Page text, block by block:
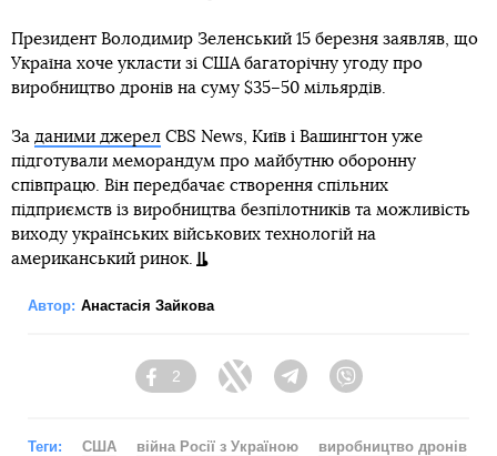
Президент Володимир Зеленський 15 березня заявляв, що
Україна хоче укласти зі США багаторічну угоду про
виробництво дронів на суму $35–50 мільярдів.
За даними джерел CBS News, Київ і Вашингтон уже
підготували меморандум про майбутню оборонну
співпрацю. Він передбачає створення спільних
підприємств із виробництва безпілотників та можливість
виходу українських військових технологій на
американський ринок.
Автор: Анастасія Зайкова
Facebook
2
Twitter TelegramViber
Теги: США війна Росії з Україною виробництво дронів